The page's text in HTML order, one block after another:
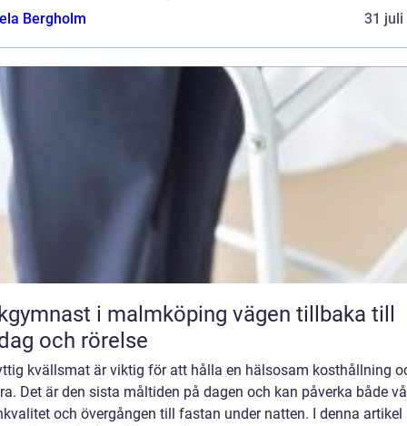
Bergholm
31 juli
i malmköping vägen tillbaka till
och rörelse
kvällsmat är viktig för att hålla en hälsosam kosthållning
Det är den sista måltiden på dagen och kan påverka både
och övergången till fastan under natten. I denna artikel